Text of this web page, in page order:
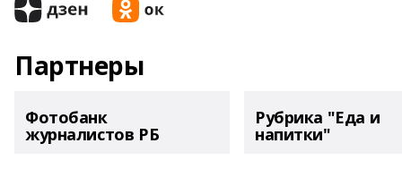
Партнеры
Фотобанк
журналистов РБ
Рубрика "Еда и
напитки"